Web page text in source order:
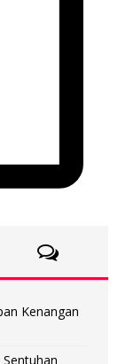
Kenangan